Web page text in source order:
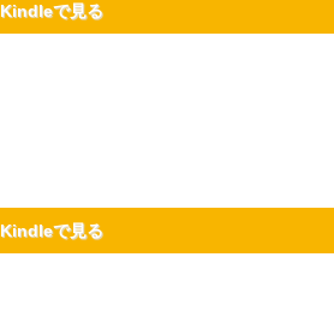
Kindleで見る
Kindleで見る